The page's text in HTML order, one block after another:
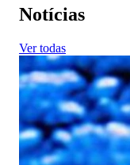
Notícias
Ver todas